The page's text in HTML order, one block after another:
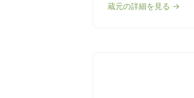
蔵元の詳細を見る →